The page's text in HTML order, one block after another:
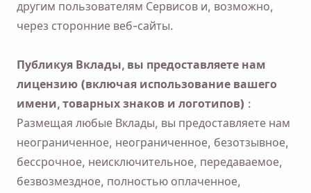
другим пользователям Сервисов и, возможно,
через сторонние веб-сайты.
Публикуя Вклады, вы предоставляете нам
лицензию (включая использование вашего
имени, товарных знаков и логотипов) :
Размещая любые Вклады, вы предоставляете нам
неограниченное, неограниченное, безотзывное,
бессрочное, неисключительное, передаваемое,
безвозмездное, полностью оплаченное,